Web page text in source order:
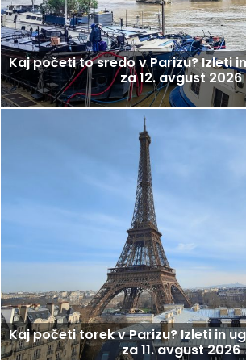
Kaj početi to sredo v Parizu? Izleti
za 12. avgust 2026
Kaj početi torek v Parizu? Izleti in
za 11. avgust 2026